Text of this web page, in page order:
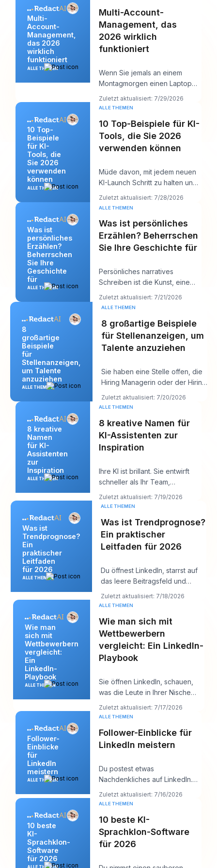
Multi-
Account-
Management,
das 2026
wirklich
funktioniert
ALLE THEMEN
Multi-Account-
Management, das
2026 wirklich
funktioniert
Wenn Sie jemals an einem
Montagmorgen einen Laptop
geöffnet und zwölf Logins,
sechs Kundenkalender,
Zuletzt aktualisiert: 7/29/2026
10 Top-
Beispiele
für KI-
Tools, die
Sie 2026
verwenden
können
ALLE THEMEN
ALLE THEMEN
10 Top-Beispiele für KI-
Tools, die Sie 2026
verwenden können
Müde davon, mit jedem neuen
KI-Launch Schritt zu halten und
trotzdem bis Mittag etwas
Zuletzt aktualisiert: 7/28/2026
Was ist
persönliches
Erzählen?
Beherrschen
Sie Ihre
Geschichte
für
ALLE THEMEN
ALLE THEMEN
Was ist persönliches
Erzählen? Beherrschen
Sie Ihre Geschichte für
Persönliches narratives
Schreiben ist die Kunst, eine
wahre Geschichte aus dem
eigenen Leben zu erzä
Zuletzt aktualisiert: 7/21/2026
8
großartige
Beispiele
für
Stellenanzeigen,
um Talente
anzuziehen
ALLE THEMEN
ALLE THEMEN
8 großartige Beispiele
für Stellenanzeigen, um
Talente anzuziehen
Sie haben eine Stelle offen, die
Hiring Managerin oder der Hiring
Manager will „starke Kandidaten
bi
Zuletzt aktualisiert: 7/20/2026
8 kreative
Namen
für KI-
Assistenten
zur
Inspiration
ALLE THEMEN
ALLE THEMEN
8 kreative Namen für
KI-Assistenten zur
Inspiration
Ihre KI ist brillant. Sie entwirft
schneller als Ihr Team,
antwortet klar und klingt
vielleicht soga
Zuletzt aktualisiert: 7/19/2026
Was ist
Trendprognose?
Ein
praktischer
Leitfaden
für 2026
ALLE THEMEN
ALLE THEMEN
Was ist Trendprognose?
Ein praktischer
Leitfaden für 2026
Du öffnest LinkedIn, starrst auf
das leere Beitragsfeld und
denkst: „Was ist meiner
Zielgruppe gerad
Zuletzt aktualisiert: 7/18/2026
Wie man
sich mit
Wettbewerbern
vergleicht:
Ein
LinkedIn-
Playbook
ALLE THEMEN
ALLE THEMEN
Wie man sich mit
Wettbewerbern
vergleicht: Ein LinkedIn-
Playbook
Sie öffnen LinkedIn, schauen,
was die Leute in Ihrer Nische
posten, und innerhalb von zehn
Minuten h
Zuletzt aktualisiert: 7/17/2026
Follower-
Einblicke
für
LinkedIn
meistern
ALLE THEMEN
ALLE THEMEN
Follower-Einblicke für
LinkedIn meistern
Du postest etwas
Nachdenkliches auf LinkedIn.
Es bekommt ein paar Likes,
vielleicht einen Kommentar
Zuletzt aktualisiert: 7/16/2026
10 beste
KI-
Sprachklon-
Software
für 2026
ALLE THEMEN
ALLE THEMEN
10 beste KI-
Sprachklon-Software
für 2026